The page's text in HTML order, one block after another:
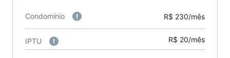
Condomínio R$ 230/mês
IPTU R$ 20/mês